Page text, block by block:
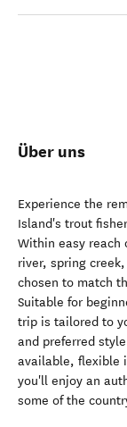
Über uns
Experience the
Island's trout
Within easy reach
river, spring
chosen to match
Suitable for
trip is tailored to
and preferred
available, flexible
you'll enjoy an
some of the